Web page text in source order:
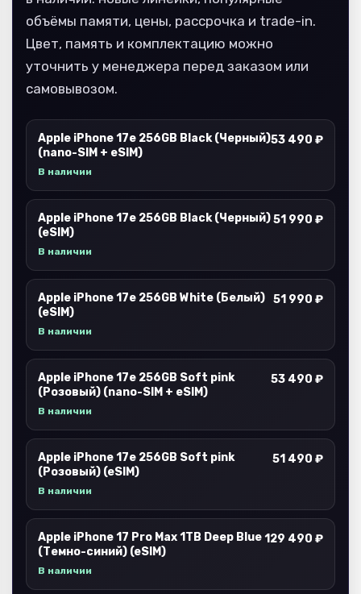
объёмы памяти, цены, рассрочка и trade-in.
Цвет, память и комплектацию можно
уточнить у менеджера перед заказом или
самовывозом.
Apple iPhone 17e 256GB Black (Черный)
(nano-SIM + eSIM)
В наличии
53 490 ₽
Apple iPhone 17e 256GB Black (Черный)
(eSIM)
В наличии
51 990 ₽
Apple iPhone 17e 256GB White (Белый)
(eSIM)
В наличии
51 990 ₽
Apple iPhone 17e 256GB Soft pink
(Розовый) (nano-SIM + eSIM)
В наличии
53 490 ₽
Apple iPhone 17e 256GB Soft pink
(Розовый) (eSIM)
В наличии
51 490 ₽
Apple iPhone 17 Pro Max 1TB Deep Blue
(Темно-синий) (eSIM)
В наличии
129 490 ₽